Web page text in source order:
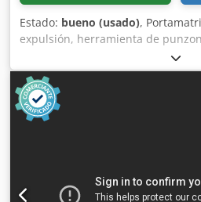
Estado: bueno (usado),
expulsión, herramienta de
punzonado, estampador,
Estampador y matriz, diámetro
de transporte: diámetro 90 x 80
-Peso: 2,2 kg